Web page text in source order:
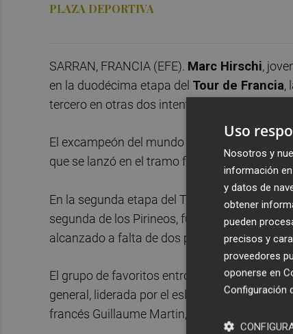
PLAZA DEPORTIVA
SARRAN, FRANCIA (EFE). Marc Hirschi,
en la duodécima etapa del Tour de Francia,
tercero en otras dos intentonas de sumar una
El excampeón del mundo y de Europa júnior,
que se lanzó en el tramo final de la etapa y
En la segunda etapa del Tour fue segundo,
segunda de los Pirineos, fue tercero, tras
alcanzado a falta de dos por el grupo de
El grupo de favoritos entró a 2.30 del
general, liderada por el esloveno Primoz
francés Guillaume Martin, a 28.
Uso
Nosotros y
información
y datos de
obtener
pueden
precisos y
proveedores
oponerse en
Configuración